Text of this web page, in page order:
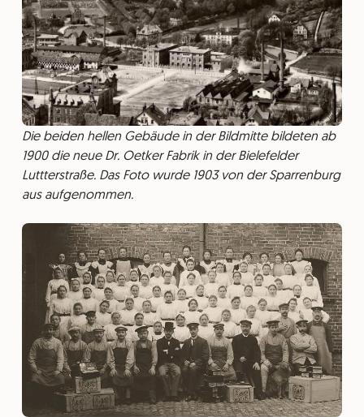
Die beiden hellen Gebäude in der Bildmitte bildeten ab
1900 die neue Dr. Oetker Fabrik in der Bielefelder
Luttterstraße. Das Foto wurde 1903 von der Sparrenburg
aus aufgenommen.